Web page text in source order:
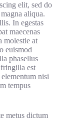
elit, sed do
aliqua.
In egestas
maecenas
molestie at
euismod
phasellus
est
nisi
tempus
metus dictum